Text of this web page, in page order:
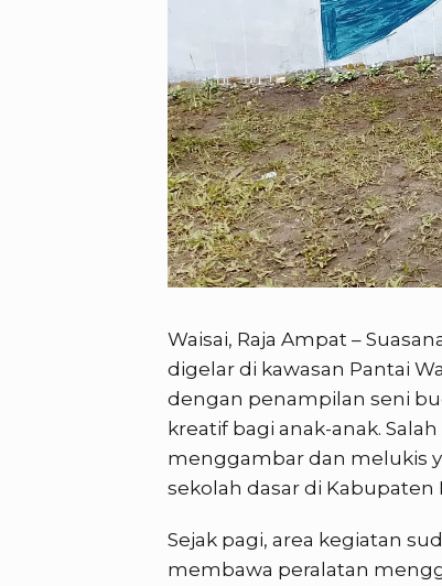
Waisai, Raja Ampat –
digelar di kawasan Pantai
dengan penampilan seni
kreatif bagi anak-anak.
menggambar dan melukis
sekolah dasar di Kabupaten
Sejak pagi, area kegiatan
membawa peralatan